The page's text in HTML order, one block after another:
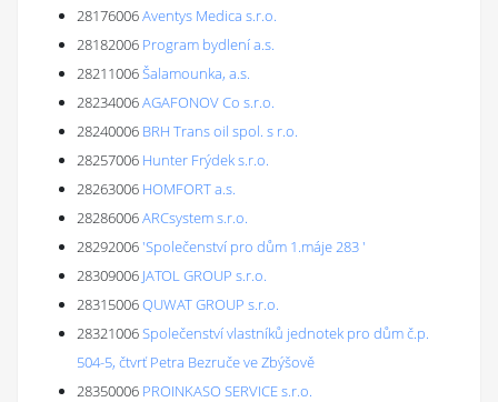
28176006Aventys Medica s.r.o.
28182006 Program bydlení a.s.
28211006Šalamounka, a.s.
28234006AGAFONOV Co s.r.o.
28240006 BRH Trans oil spol. s r.o.
28257006 Hunter Frýdek s.r.o.
28263006 HOMFORT a.s.
28286006ARCsystem s.r.o.
28292006'Společenství pro dům 1.máje 283 '
28309006 JATOL GROUP s.r.o.
28315006QUWAT GROUP s.r.o.
28321006Společenství vlastníků jednotek pro dům č.p.
504-5, čtvrť Petra Bezruče ve Zbýšově
28350006 PROINKASO SERVICE s.r.o.